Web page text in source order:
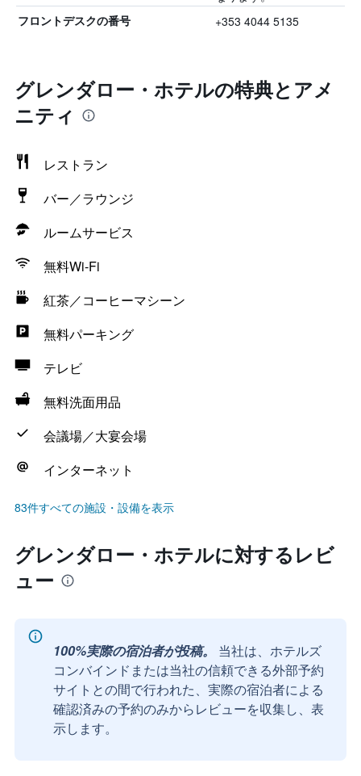
フロントデスクの番号 +353 4044 5135
グレンダロー・ホテルの特典とアメ
ニティ
レストラン
バー／ラウンジ
ルームサービス
無料Wi-Fi
紅茶／コーヒーマシーン
無料パーキング
テレビ
無料洗面用品
会議場／大宴会場
インターネット
83件すべての施設・設備を表示
グレンダロー・ホテルに対するレビ
ュー
100%実際の宿泊者が投稿。
当社は、ホテルズ
コンバインドまたは当社の信頼できる外部予約
サイトとの間で行われた、実際の宿泊者による
確認済みの予約のみからレビューを収集し、表
示します。